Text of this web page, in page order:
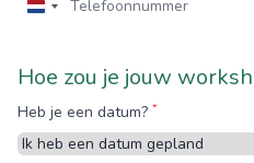
Nederland
Hoe zou je jouw
Heb je een datum? *